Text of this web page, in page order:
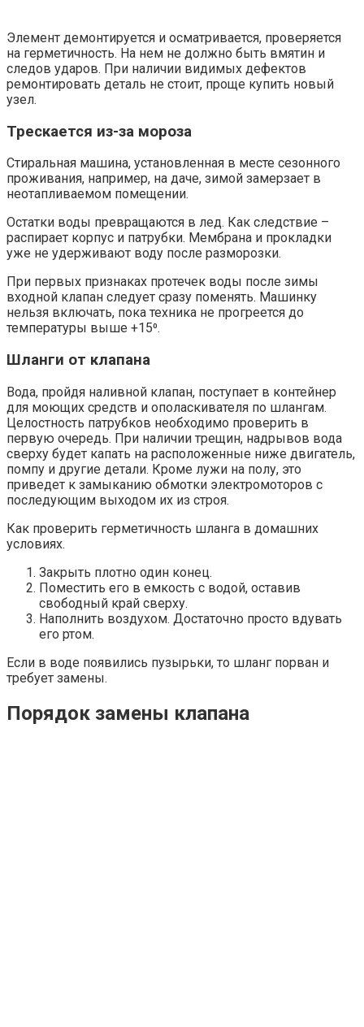
Элемент демонтируется и осматривается, проверяется
на герметичность. На нем не должно быть вмятин и
следов ударов. При наличии видимых дефектов
ремонтировать деталь не стоит, проще купить новый
узел.
Трескается из-за мороза
Стиральная машина, установленная в месте сезонного
проживания, например, на даче, зимой замерзает в
неотапливаемом помещении.
Остатки воды превращаются в лед. Как следствие –
распирает корпус и патрубки. Мембрана и прокладки
уже не удерживают воду после разморозки.
При первых признаках протечек воды после зимы
входной клапан следует сразу поменять. Машинку
нельзя включать, пока техника не прогреется до
температуры выше +15⁰.
Шланги от клапана
Вода, пройдя наливной клапан, поступает в контейнер
для моющих средств и ополаскивателя по шлангам.
Целостность патрубков необходимо проверить в
первую очередь. При наличии трещин, надрывов вода
сверху будет капать на расположенные ниже двигатель,
помпу и другие детали. Кроме лужи на полу, это
приведет к замыканию обмотки электромоторов с
последующим выходом их из строя.
Как проверить герметичность шланга в домашних
условиях.
Закрыть плотно один конец.
Поместить его в емкость с водой, оставив
свободный край сверху.
Наполнить воздухом. Достаточно просто вдувать
его ртом.
Если в воде появились пузырьки, то шланг порван и
требует замены.
Порядок замены клапана